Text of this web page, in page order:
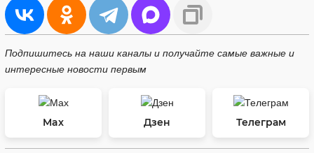
Подпишитесь на наши каналы и получайте самые важные и
интересные новости первым
Max Дзен Телеграм